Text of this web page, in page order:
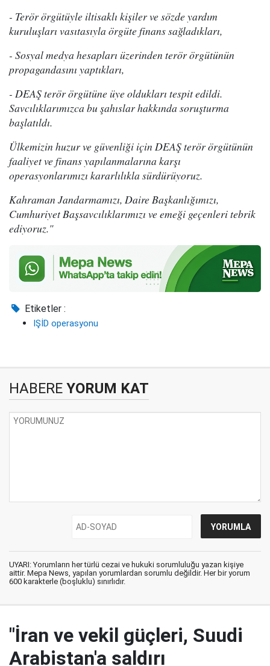
- Terör örgütüyle iltisaklı kişiler ve sözde yardım
kuruluşları vasıtasıyla örgüte finans sağladıkları,
- Sosyal medya hesapları üzerinden terör örgütünün
propagandasını yaptıkları,
- DEAŞ terör örgütüne üye oldukları tespit edildi.
Savcılıklarımızca bu şahıslar hakkında soruşturma
başlatıldı.
Ülkemizin huzur ve güvenliği için DEAŞ terör örgütünün
faaliyet ve finans yapılanmalarına karşı
operasyonlarımızı kararlılıkla sürdürüyoruz.
Kahraman Jandarmamızı, Daire Başkanlığımızı,
Cumhuriyet Başsavcılıklarımızı ve emeği geçenleri tebrik
ediyoruz."
Etiketler :
IŞİD operasyonu
HABERE YORUM KAT
UYARI: Yorumların her türlü cezai ve hukuki sorumluluğu yazan kişiye
aittir. Mepa News, yapılan yorumlardan sorumlu değildir. Her bir yorum
600 karakterle (boşluklu) sınırlıdır.
"İran ve vekil güçleri, Suudi
Arabistan'a saldırı